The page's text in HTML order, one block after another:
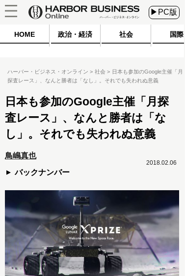
▶PC版
HOME 政治・経済 社会 国際
ハーバー・ビジネス・オンライン 社会
日本も参加のGoogle主催「月
探査レース」、なんと勝者は「なし」。それでも失われぬ意義
日本も参加のGoogle主催「月探
査レース」、なんと勝者は「な
し」。それでも失われぬ意義
鳥嶋真也
バックナンバー
2018.02.06